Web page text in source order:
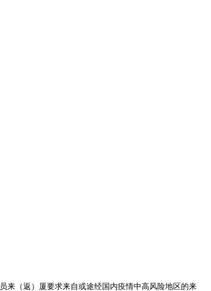
来（返）厦要求来自或途经国内疫情中高风险地区的来